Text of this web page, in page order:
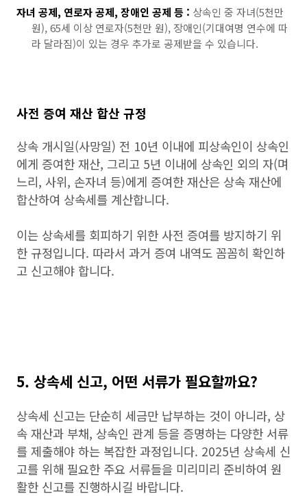
자녀 공제, 연로자 공제, 장애인 공제 등 : 상속인 중 자녀(5천만
원), 65세 이상 연로자(5천만 원), 장애인(기대여명 연수에 따
라 달라짐)이 있는 경우 추가로 공제받을 수 있습니다.
사전 증여 재산 합산 규정
상속 개시일(사망일) 전 10년 이내에 피상속인이 상속인
에게 증여한 재산, 그리고 5년 이내에 상속인 외의 자(며
느리, 사위, 손자녀 등)에게 증여한 재산은 상속 재산에
합산하여 상속세를 계산합니다.
이는 상속세를 회피하기 위한 사전 증여를 방지하기 위
한 규정입니다. 따라서 과거 증여 내역도 꼼꼼히 확인하
고 신고해야 합니다.
5. 상속세 신고, 어떤 서류가 필요할까요?
상속세 신고는 단순히 세금만 납부하는 것이 아니라, 상
속 재산과 부채, 상속인 관계 등을 증명하는 다양한 서류
를 제출해야 하는 복잡한 과정입니다. 2025년 상속세 신
고를 위해 필요한 주요 서류들을 미리미리 준비하여 원
활한 신고를 진행하시길 바랍니다.